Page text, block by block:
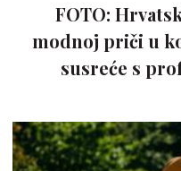
FOTO:
modnoj priči u
susreće s